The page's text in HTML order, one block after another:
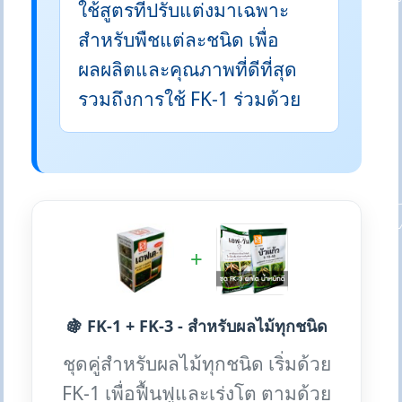
ใช้สูตรที่ปรับแต่งมาเฉพาะ
สำหรับพืชแต่ละชนิด เพื่อ
ผลผลิตและคุณภาพที่ดีที่สุด
รวมถึงการใช้ FK-1 ร่วมด้วย
+
🍇 FK-1 + FK-3 - สำหรับผลไม้ทุกชนิด
ชุดคู่สำหรับผลไม้ทุกชนิด เริ่มด้วย
FK-1 เพื่อฟื้นฟูและเร่งโต ตามด้วย